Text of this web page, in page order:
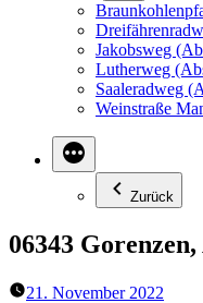
Jakobsweg
Lutherweg
Saaleradweg
Weinstraße
Zurück
06343
21. November 2022